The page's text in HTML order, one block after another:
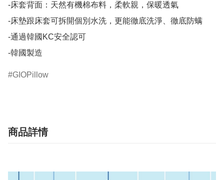
-床套背面：天然有機棉布料，柔軟親，保暖透氣
-床墊跟床套可拆開個別水洗，更能徹底洗淨、徹底防螨
-通過韓國KC安全認可
-韓國製造
GIOPillow
商品詳情